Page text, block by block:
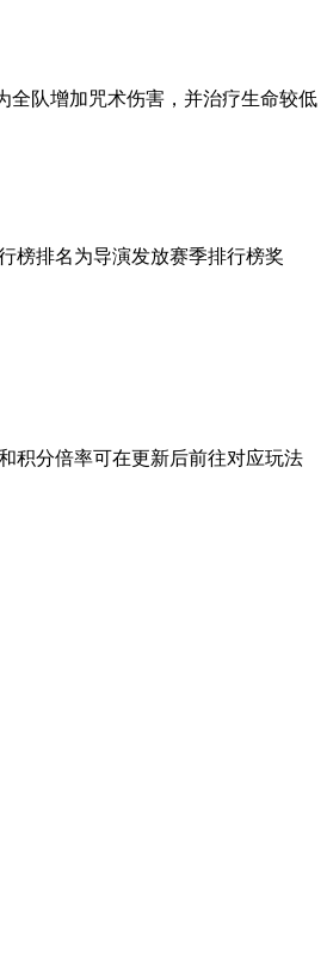
队增加咒术伤害，并治疗生命较低
榜排名为导演发放赛季排行榜奖
分倍率可在更新后前往对应玩法